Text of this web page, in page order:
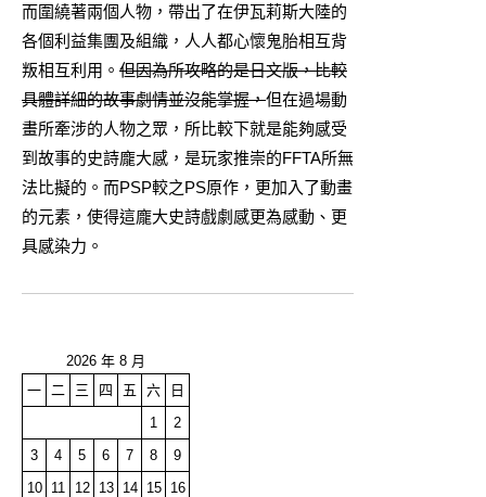
而圍繞著兩個人物，帶出了在伊瓦莉斯大陸的
各個利益集團及組織，人人都心懷鬼胎相互背
叛相互利用。 但因為所攻略的是日文版，比較
具體詳細的故事劇情並沒能掌握，但在過場動
畫所牽涉的人物之眾，所比較下就是能夠感受
到故事的史詩龐大感，是玩家推崇的FFTA所無
法比擬的。而PSP較之PS原作，更加入了動畫
的元素，使得這龐大史詩戲劇感更為感動、更
具感染力。
2026 年 8 月
一
二 三 四 五 六
日
1
2
3
4 5 6 7 8
9
10
11 12 13 14 15 16